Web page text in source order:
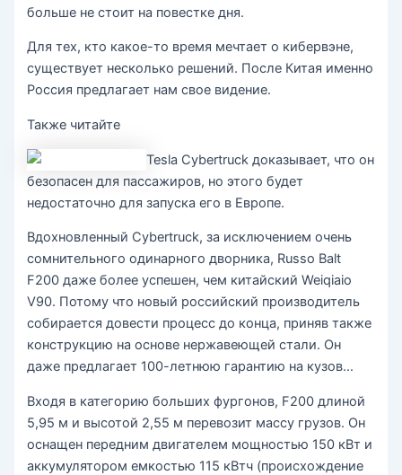
больше не стоит на повестке дня.
Для тех, кто какое-то время мечтает о кибервэне,
существует несколько решений. После Китая именно
Россия предлагает нам свое видение.
Также читайте
Tesla Cybertruck доказывает, что он
безопасен для пассажиров, но этого будет
недостаточно для запуска его в Европе.
Вдохновленный Cybertruck, за исключением очень
сомнительного одинарного дворника, Russo Balt
F200 даже более успешен, чем китайский Weiqiaio
V90. Потому что новый российский производитель
собирается довести процесс до конца, приняв также
конструкцию на основе нержавеющей стали. Он
даже предлагает 100-летнюю гарантию на кузов…
Входя в категорию больших фургонов, F200 длиной
5,95 м и высотой 2,55 м перевозит массу грузов. Он
оснащен передним двигателем мощностью 150 кВт и
аккумулятором емкостью 115 кВтч (происхождение